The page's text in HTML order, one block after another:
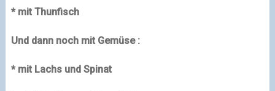
* mit Thunfisch
Und dann noch mit Gemüse :
* mit Lachs und Spinat